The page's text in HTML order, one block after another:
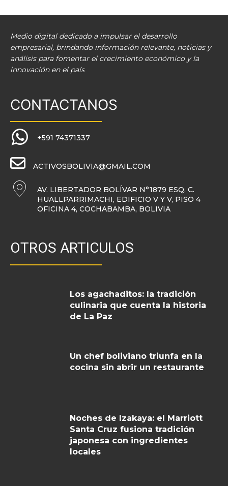
Medio digital dedicado a impulsar el desarrollo
empresarial, brindando información relevante, noticias y
análisis para fomentar el crecimiento económico y la
innovación en el país
CONTACTANOS
+591 74371337
ACTIVOSBOLIVIA@GMAIL.COM
AV. LIBERTADOR BOLÍVAR N°1879 ESQ. C.
HUALLPARRIMACHI, EDIFICIO V Y V, PISO 4
OFICINA 4, COCHABAMBA, BOLIVIA
OTROS ARTICULOS
Los agachaditos: la tradición
culinaria que cuenta la historia
de La Paz
Un chef boliviano triunfa en la
cocina sin abrir un restaurante
Noches de Izakaya: el Marriott
Santa Cruz fusiona tradición
japonesa con ingredientes
locales